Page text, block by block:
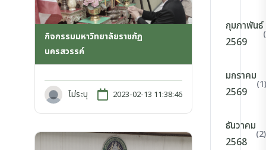
กิจกรรมมหาวิทยาลัยราชภัฏ
นครสวรรค์
ไม่ระบุ 2023-02-13 11:38:46
กุมภาพันธ์
2569
มกราคม
2569
(1)
ธันวาคม
2568
(2)